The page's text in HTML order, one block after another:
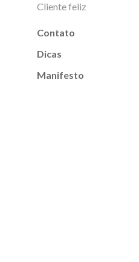
Cliente feliz
Contato
Dicas
Manifesto